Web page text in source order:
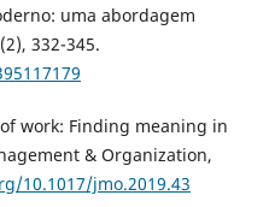
uma abordagem
332-345.
work: Finding meaning in
& Organization,
10.1017/jmo.2019.43